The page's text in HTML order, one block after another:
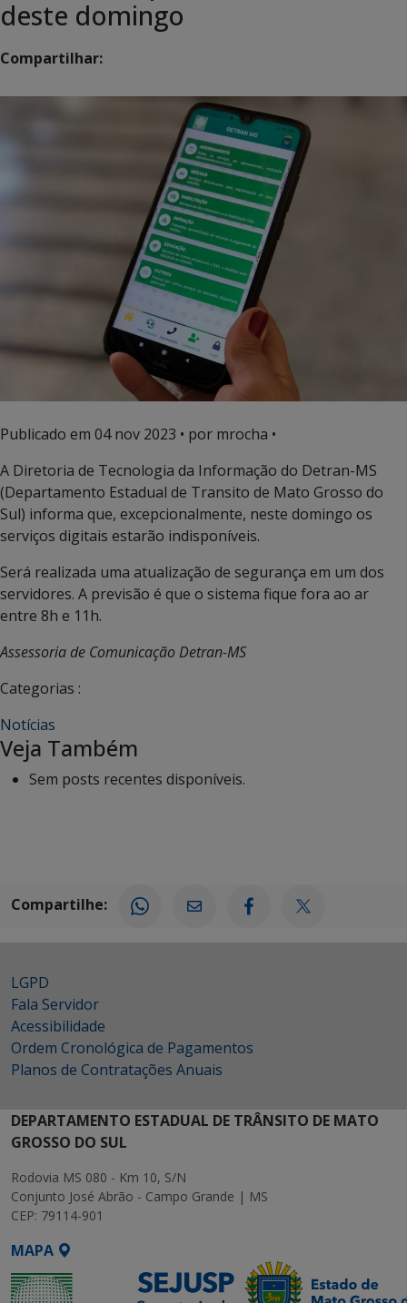
deste domingo
Compartilhar:
Publicado em 04 nov 2023 • por mrocha •
A Diretoria de Tecnologia da Informação do Detran-MS
(Departamento Estadual de Transito de Mato Grosso do
Sul) informa que, excepcionalmente, neste domingo os
serviços digitais estarão indisponíveis.
Será realizada uma atualização de segurança em um dos
servidores. A previsão é que o sistema fique fora ao ar
entre 8h e 11h.
Assessoria de Comunicação Detran-MS
Categorias :
Notícias
Veja Também
Sem posts recentes disponíveis.
Compartilhe:
LGPD
Fala Servidor
Acessibilidade
Ordem Cronológica de Pagamentos
Planos de Contratações Anuais
DEPARTAMENTO ESTADUAL DE TRÂNSITO DE MATO
GROSSO DO SUL
Rodovia MS 080 - Km 10, S/N
Conjunto José Abrão - Campo Grande | MS
CEP: 79114-901
MAPA